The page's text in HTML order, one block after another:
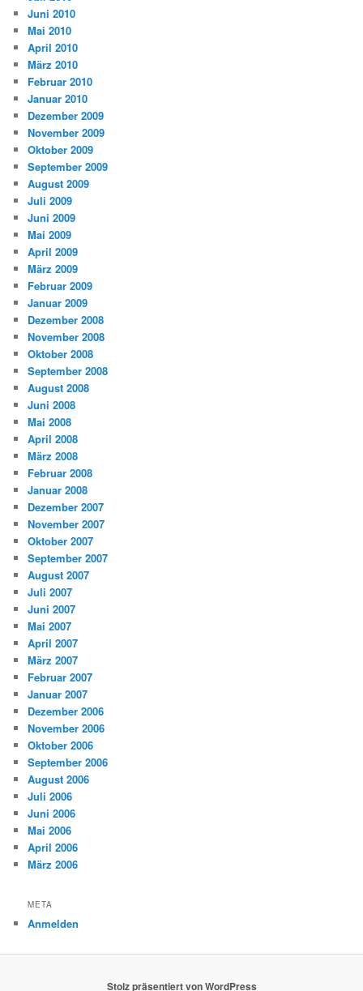
Juni 2010
Mai 2010
April 2010
März 2010
Februar 2010
Januar 2010
Dezember 2009
November 2009
Oktober 2009
September 2009
August 2009
Juli 2009
Juni 2009
Mai 2009
April 2009
März 2009
Februar 2009
Januar 2009
Dezember 2008
November 2008
Oktober 2008
September 2008
August 2008
Juni 2008
Mai 2008
April 2008
März 2008
Februar 2008
Januar 2008
Dezember 2007
November 2007
Oktober 2007
September 2007
August 2007
Juli 2007
Juni 2007
Mai 2007
April 2007
März 2007
Februar 2007
Januar 2007
Dezember 2006
November 2006
Oktober 2006
September 2006
August 2006
Juli 2006
Juni 2006
Mai 2006
April 2006
März 2006
META
Anmelden
Stolz präsentiert von WordPress